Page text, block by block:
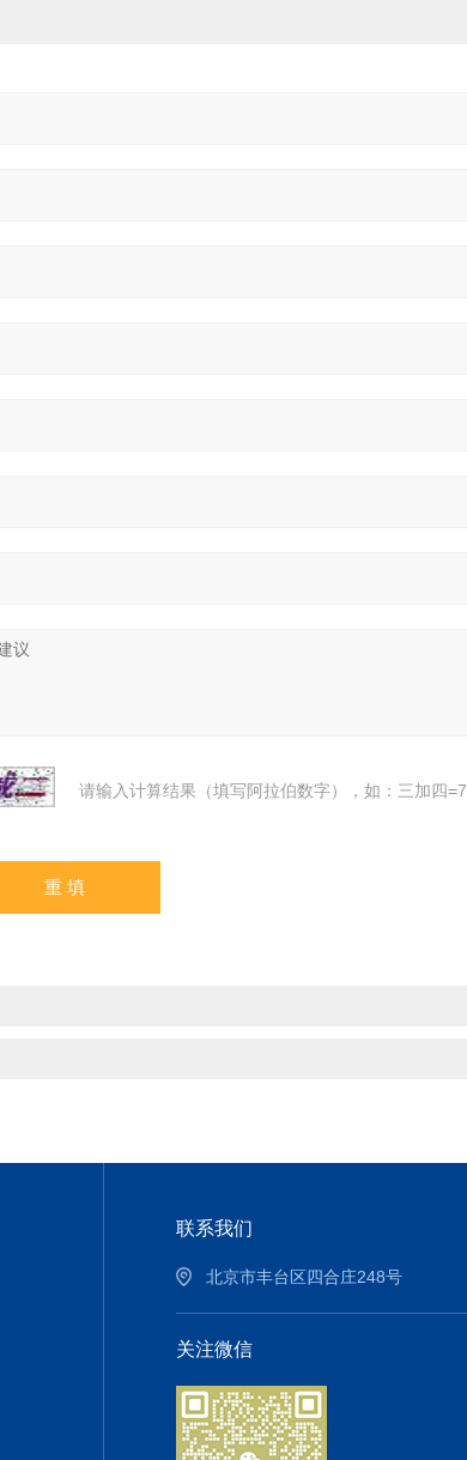
请输入计算结果（填写阿拉伯数字），如：三加四=7
联系我们
北京市丰台区四合庄248号
关注微信